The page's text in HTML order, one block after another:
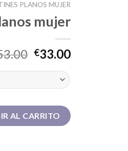
PLANOS MUJER
mujer
€33.00
AL CARRITO